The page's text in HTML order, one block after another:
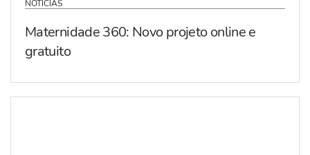
NOTÍCIAS
Maternidade 360: Novo projeto online e
gratuito